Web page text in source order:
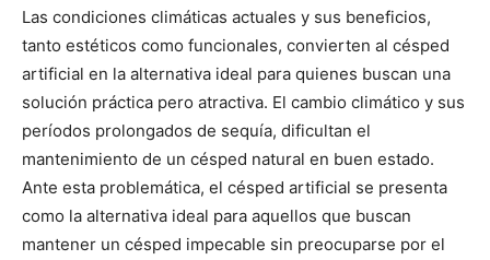
Las condiciones climáticas actuales y sus beneficios,
tanto estéticos como funcionales, convierten al césped
artificial en la alternativa ideal para quienes buscan una
solución práctica pero atractiva. El cambio climático y sus
períodos prolongados de sequía, dificultan el
mantenimiento de un césped natural en buen estado.
Ante esta problemática, el césped artificial se presenta
como la alternativa ideal para aquellos que buscan
mantener un césped impecable sin preocuparse por el